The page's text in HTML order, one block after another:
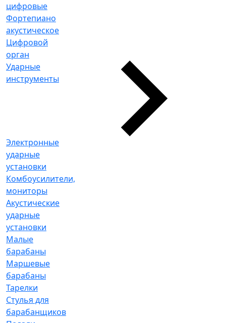
цифровые
Фортепиано
акустическое
Цифровой
орган
Ударные
инструменты
Электронные
ударные
установки
Комбоусилители,
мониторы
Акустические
ударные
установки
Малые
барабаны
Маршевые
барабаны
Тарелки
Стулья для
барабанщиков